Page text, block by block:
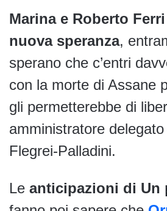
Marina e Roberto
nuova speranza,
sperano che c’entri
con la morte di Assane
gli permetterebbe di
amministratore
Flegrei-Palladini.
Le anticipazioni di Un